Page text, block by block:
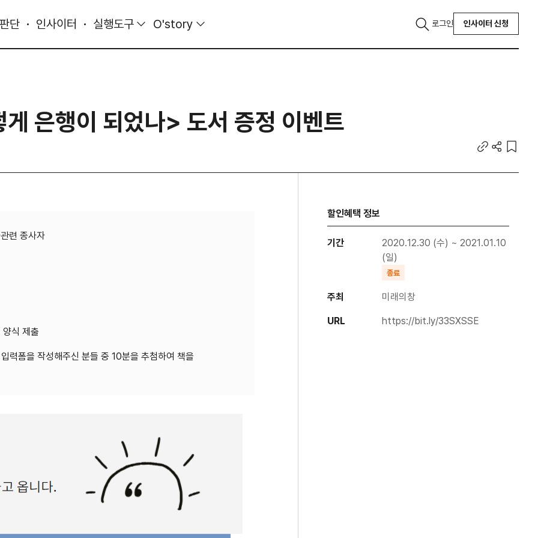
단 인사이터 실행도구 O'story 로그인 인사이터 신청
은행이 되었나> 도서 증정 이벤트
련 종사자
식 제출
력폼을 작성해주신 분들 중 10분을 추첨하여 책을
할인혜택 정보
기간
2020.12.30 (수) ~ 2021.01.10
(일)
종료
주최 미래의창
URL https://bit.ly/33SXSSE